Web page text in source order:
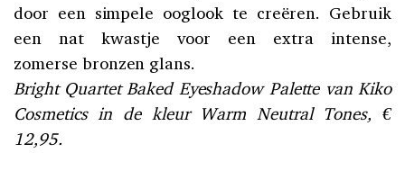
door een simpele ooglook te creëren. Gebruik
een nat kwastje voor een extra intense,
zomerse bronzen glans.
Bright Quartet Baked Eyeshadow Palette van Kiko
Cosmetics in de kleur Warm Neutral Tones, €
12,95.